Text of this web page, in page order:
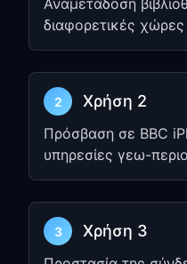
Βήμα 2:
ρυθμίσεις
Πατήστε το
στο
σας
Μεταβείτε στο
Settings→
Επιλέξτε το
Αναμετάδοση
διαφορετικές
2 Χρήση 2
Πρόσβαση σε BBC
υπηρεσίες γεω-
3 Χρήση 3